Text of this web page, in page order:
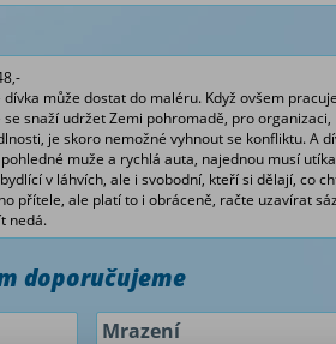
dívka může dostat do maléru. Když ovšem
snaží udržet Zemi pohromadě, pro
je skoro nemožné vyhnout se konfliktu. A
muže a rychlá auta, najednou musí
v láhvích, ale i svobodní, kteří si dělají, co
přítele, ale platí to i obráceně, račte uzavírat
nedá.
doporučujeme
Mrazení